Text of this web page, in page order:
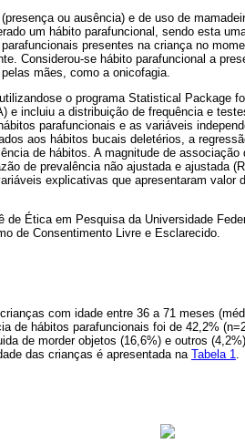
ou ausência) e de uso de
um hábito parafuncional, sendo esta
presentes na criança no
Considerou-se hábito parafuncional a
mães, como a onicofagia.
o programa Statistical Package
e incluiu a distribuição de frequência e
parafuncionais e as variáveis
aos hábitos bucais deletérios, a
de hábitos. A magnitude de
de prevalência não ajustada e ajustada
explicativas que apresentaram valor
de Ética em Pesquisa da Universidade
de Consentimento Livre e Esclarecido.
com idade entre 36 a 71 meses
de hábitos parafuncionais foi de 42,2%
de morder objetos (16,6%) e outros
das crianças é apresentada na Tabela 1